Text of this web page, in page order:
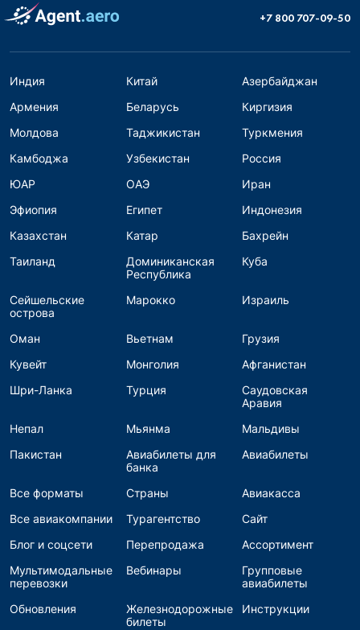
+7 800 707-09-50
Индия Китай
Азербайджан
Армения
Беларусь
Киргизия
Молдова
Таджикистан
Туркмения
Камбоджа
Узбекистан
Россия
ЮАР
ОАЭ
Иран
Эфиопия
Египет
Индонезия
Казахстан
Катар
Бахрейн
Таиланд
Доминиканская
Республика
Куба
Сейшельские
острова
Марокко Израиль
Оман Вьетнам
Грузия
Кувейт
Монголия
Афганистан
Шри-Ланка
Турция
Саудовская
Аравия
Непал
Мьянма
Мальдивы
Пакистан
Авиабилеты для
банка
Авиабилеты
Все форматы Страны
Авиакасса
Все авиакомпании
Турагентство
Сайт
Блог и соцсети
Перепродажа
Ассортимент
Мультимодальные
перевозки
Вебинары
Групповые
авиабилеты
Обновления
Железнодорожные
билеты
Инструкции